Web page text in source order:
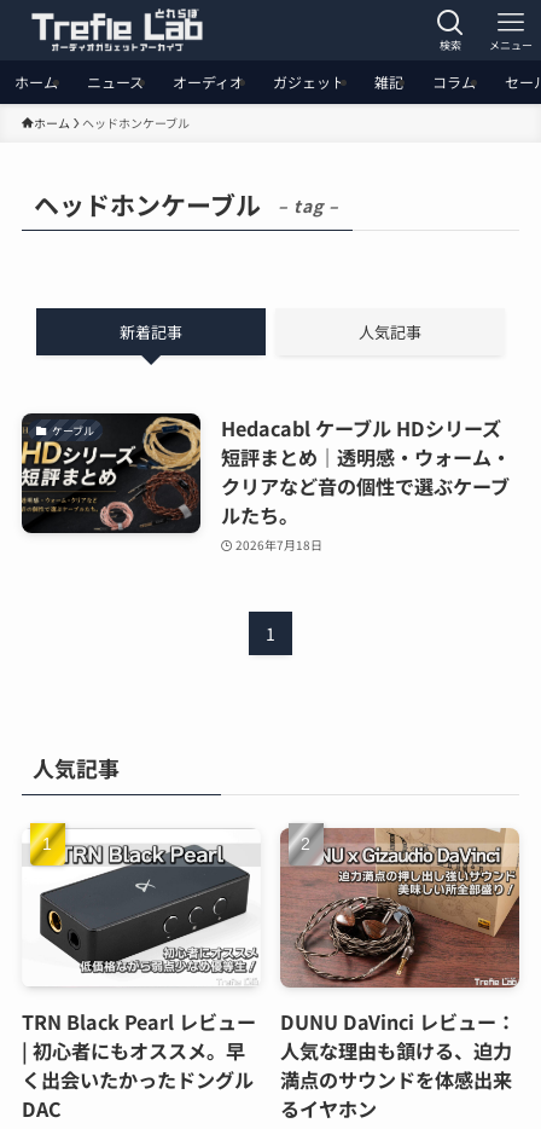
検索 メニュー
ホーム ニュース オーディオ ガジェット 雑記 コラム セー
ホーム ヘッドホンケーブル
ヘッドホンケーブル – tag –
新着記事 人気記事
ケーブル
Hedacabl ケーブル HDシリーズ
短評まとめ｜透明感・ウォーム・
クリアなど音の個性で選ぶケーブ
ルたち。
2026年7月18日
1
人気記事
TRN Black Pearl レビュー
| 初心者にもオススメ。早
く出会いたかったドングル
DAC
DUNU DaVinci レビュー：
人気な理由も頷ける、迫力
満点のサウンドを体感出来
るイヤホン